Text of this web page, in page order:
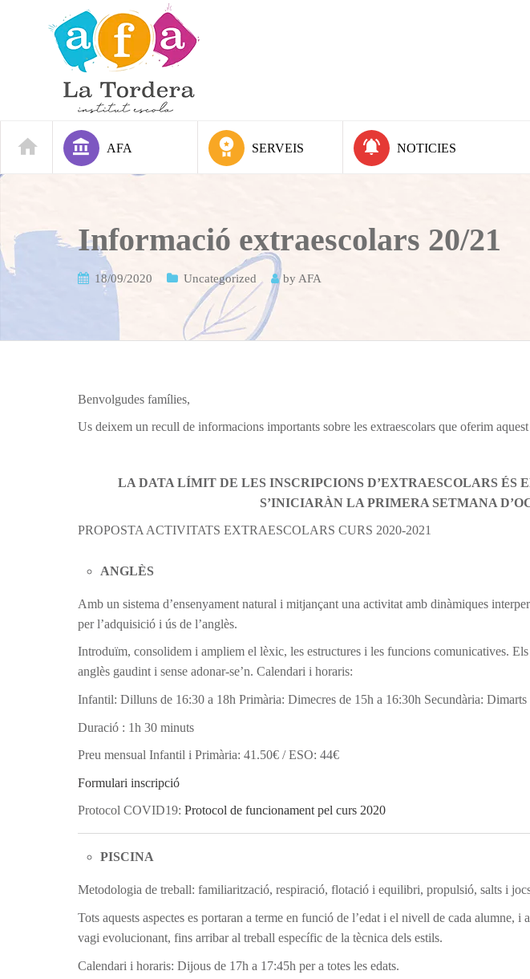
AFA SERVEIS NOTICIES
Informació extraescolars 20/21
18/09/2020 Uncategorized by AFA
Benvolgudes famílies,
Us deixem un recull de informacions importants sobre les extraescolars que oferim aquest
LA DATA LÍMIT DE LES INSCRIPCIONS D’EXTRAESCOLARSÉS
S’INICIARÀN LA PRIMERA SETMANA
PROPOSTA ACTIVITATS EXTRAESCOLARS CURS 2020-2021
ANGLÈS
Amb un sistema d’ensenyament natural i mitjançant una activitat amb dinàmiques
per l’adquisició i ús de l’anglès.
Introduïm, consolidem i ampliem el lèxic, les estructures i les funcions comunicatives.
anglès gaudint i sense adonar-se’n. Calendari i horaris:
Infantil: Dilluns de 16:30 a 18h Primària: Dimecres de 15h a 16:30h Secundària: Dimarts
Duració : 1h 30 minuts
Preu mensual Infantil i Primària: 41.50€ / ESO: 44€
Formulari inscripció
Protocol COVID19: Protocol de funcionament pel curs 2020
PISCINA
Metodologia de treball: familiarització, respiració, flotació i equilibri, propulsió, salts i
Tots aquests aspectes es portaran a terme en funció de l’edat i el nivell de cada alumne, i
vagi evolucionant, fins arribar al treball específic de la tècnica dels estils.
Calendari i horaris: Dijous de 17h a 17:45h per a totes les edats.